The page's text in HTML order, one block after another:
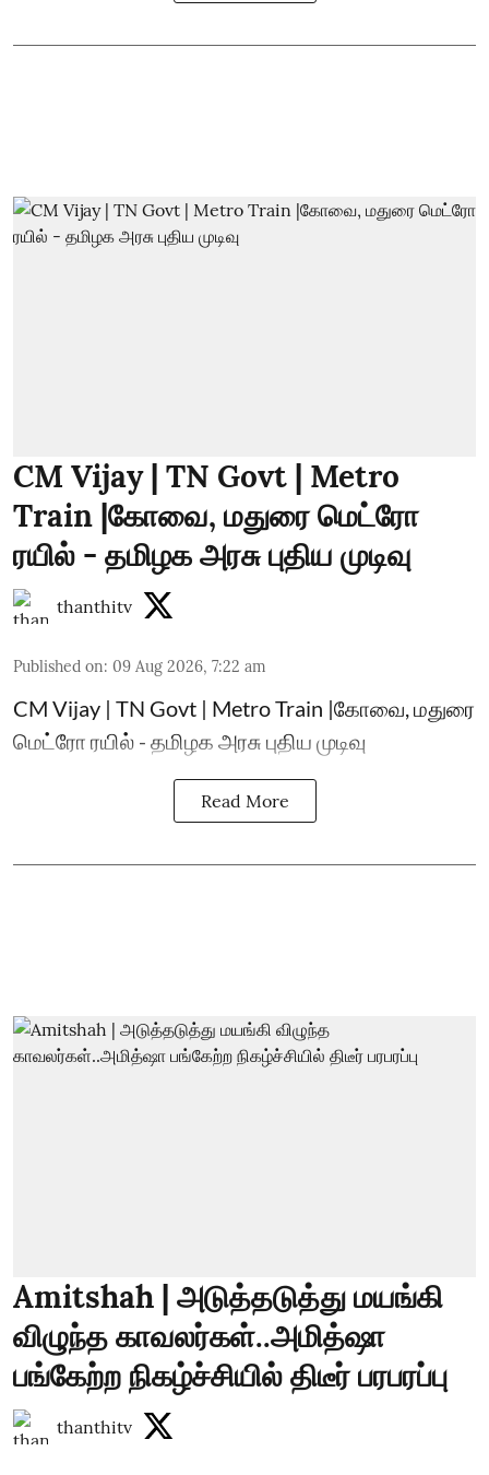
CM Vijay | TN Govt | Metro
Train |கோவை, மதுரை மெட்ரோ
ரயில் - தமிழக அரசு புதிய முடிவு
thanthitv
Published on: 09 Aug 2026, 7:22 am
CM Vijay | TN Govt | Metro Train |கோவை, மதுரை
மெட்ரோ ரயில் - தமிழக அரசு புதிய முடிவு
Read More
Amitshah | அடுத்தடுத்து மயங்கி
விழுந்த காவலர்கள்..அமித்ஷா
பங்கேற்ற நிகழ்ச்சியில் திடீர் பரபரப்பு
thanthitv